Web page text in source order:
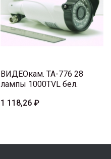
ВИДЕОкам. TA-776 28
лампы 1000TVL бел.
1 118,26 ₽